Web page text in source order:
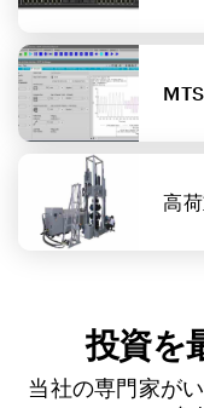
高
投資を
当社の専門家が